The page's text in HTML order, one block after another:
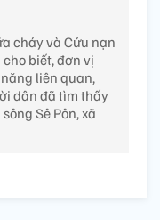
cháy và Cứu nạn
biết, đơn vị
liên quan,
dân đã tìm thấy
Sê Pôn, xã